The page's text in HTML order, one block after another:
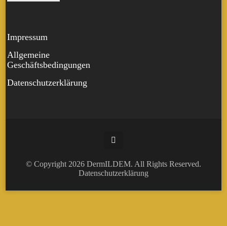
Impressum
Allgemeine
Geschäftsbedingungen
Datenschutzerklärung
© Copyright 2026 DermILDEM. All Rights Reserved.
Datenschutzerklärung